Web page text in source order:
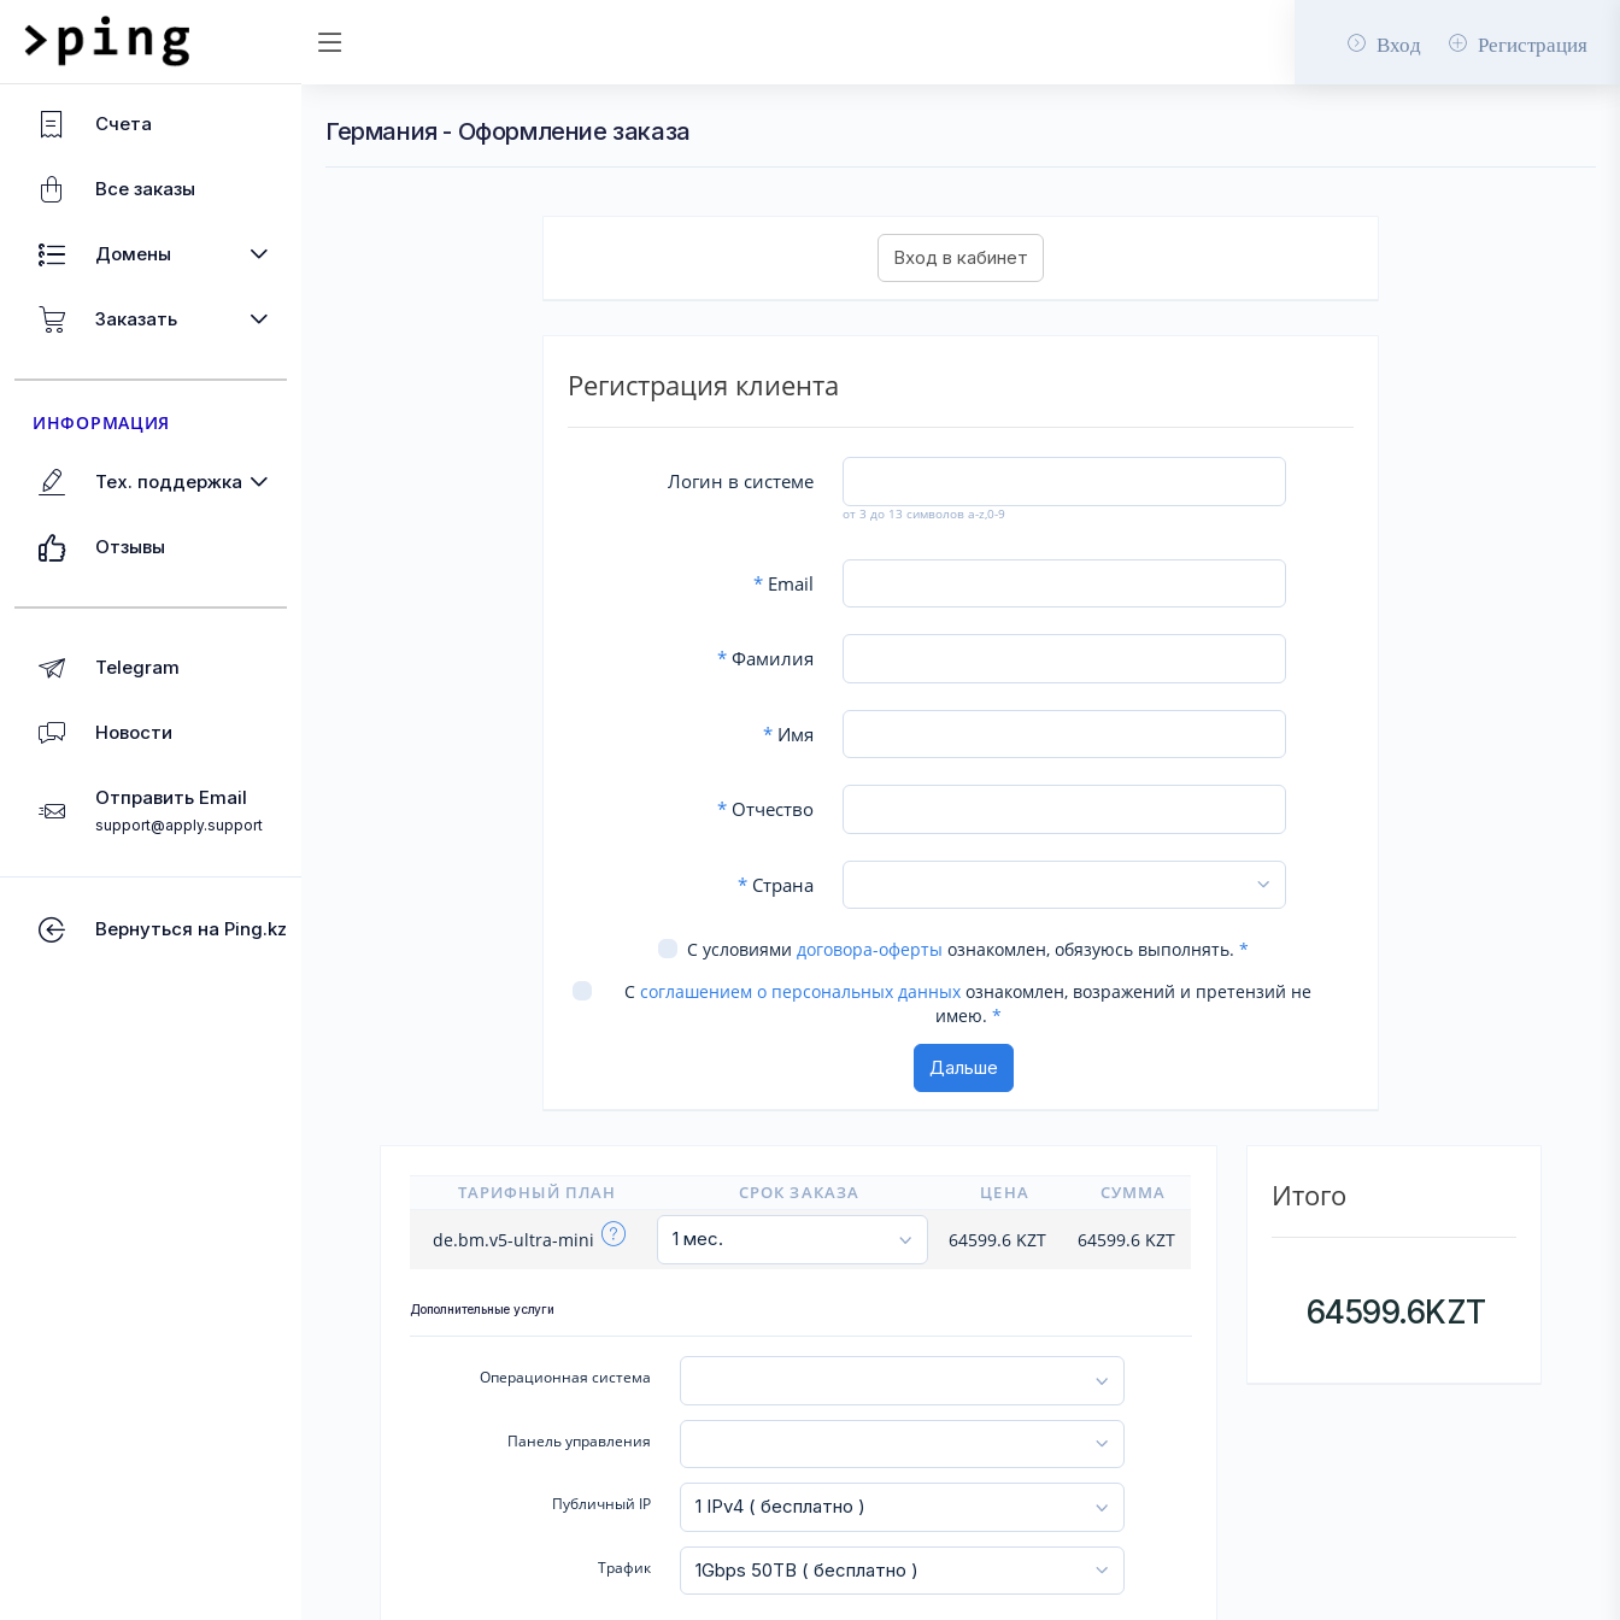
Вход Регистрация
Счета
Все заказы
Домены
Заказать
ИНФОРМАЦИЯ
Тех. поддержка
Отзывы
Telegram
Новости
Отправить Email
support@apply.support
Вернуться на Ping.kz
Германия - Оформление заказа
Регистрация клиента
Логин в системе
от 3 до 13 символов a-z,0-9
*Email
*Фамилия
*Имя
*Отчество
*Страна
С условиями договора-оферты ознакомлен, обязуюсь выполнять. *
С соглашением о персональных данных ознакомлен, возражений и претензий не
имею. *
ТАРИФНЫЙ ПЛАН СРОК ЗАКАЗА ЦЕНА СУММА
de.bm.v5-ultra-mini 64599.6 KZT 64599.6KZT
Дополнительные услуги
Операционная система
Панель управления
Публичный IP
Трафик
Итого
64599.6KZT